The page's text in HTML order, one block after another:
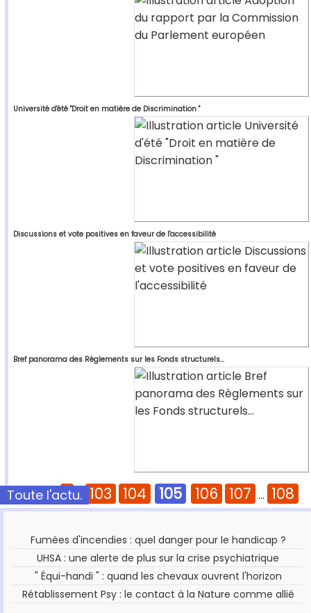
Université d'été "Droit en matière de Discrimination "
Discussions et vote positives en faveur de l'accessibilité
Bref panorama des Règlements sur les Fonds structurels...
Pages : 1 ... 103 104 105 106 107 ... 108
Toute l'actu.
Fumées d'incendies : quel danger pour le handicap ?
UHSA : une alerte de plus sur la crise psychiatrique
" Équi-handi " : quand les chevaux ouvrent l'horizon
Rétablissement Psy : le contact à la Nature comme allié